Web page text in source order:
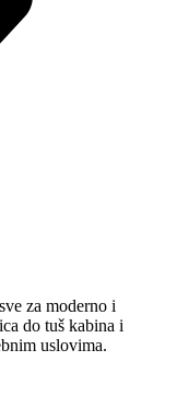
za moderno i
do tuš kabina i
uslovima.